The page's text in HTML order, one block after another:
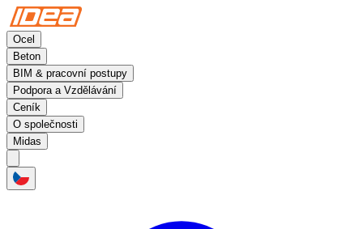
Ocel
Beton
BIM & pracovní postupy
Podpora a Vzdělávání
Ceník
O společnosti
Midas